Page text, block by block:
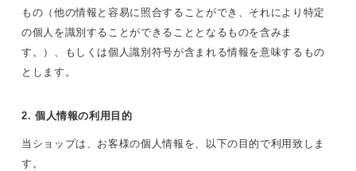
もの（他の情報と容易に照合することができ、それにより特定
の個人を識別することができることとなるものを含みま
す。）、もしくは個人識別符号が含まれる情報を意味するもの
とします。
2. 個人情報の利用目的
当ショップは、お客様の個人情報を、以下の目的で利用致しま
す。